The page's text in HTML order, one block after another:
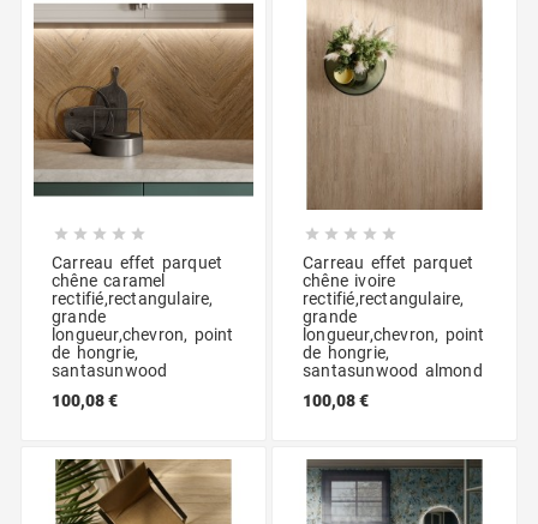
    
Carreau effet parquet
chêne caramel
rectifié,rectangulaire,
grande
longueur,chevron, point
de hongrie,
santasunwood
100,08 €
    
Carreau effet parquet
chêne ivoire
rectifié,rectangulaire,
grande
longueur,chevron, point
de hongrie,
santasunwood almond
100,08 €